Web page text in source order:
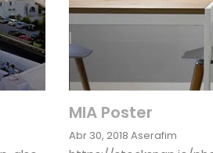
MIA Poster
Abr 30, 2018 Aserafim